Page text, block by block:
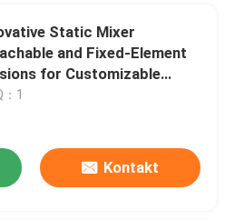
Static Mixer
and Fixed-Element
for Customizable
Treatment
：1
Kontakt